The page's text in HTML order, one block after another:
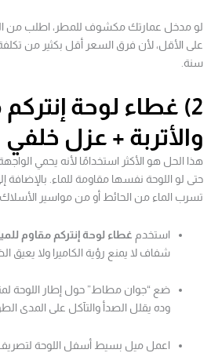
على الأقل، لأن فرق السعر أقل بكثير من تكلفة
سنة.
2) غطاء لوحة إنتركم
والأتربة + عزل خلفي
هذا الحل هو الأكثر استخدامًا لأنه يحمي
حتى لو اللوحة نفسها مقاومة للماء. بالإضافة
تسرب الماء من الحائط أو من مواسير الأسلاك.
استخدم غطاء لوحة إنتركم مقاوم
شفاف لا يمنع رؤية الكاميرا ولا يعيق
ضع “جوان مطاط” حول إطار اللوحة
وده يقلل الصدأ والتآكل على المدى
اعمل ميل بسيط أسفل اللوحة